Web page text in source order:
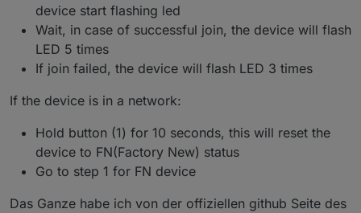
device start flashing led
Wait, in case of successful join, the device will flash
LED 5 times
If join failed, the device will flash LED 3 times
If the device is in a network:
Hold button (1) for 10 seconds, this will reset the
device to FN(Factory New) status
Go to step 1 for FN device
Das Ganze habe ich von der offiziellen github Seite des